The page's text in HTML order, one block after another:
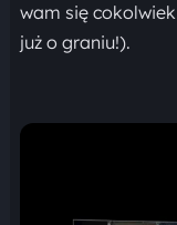
wam się
już o graniu!).